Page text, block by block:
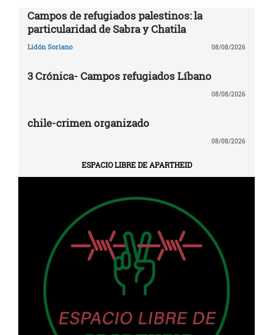
Campos de refugiados palestinos: la
particularidad de Sabra y Chatila
Lidón Soriano 08/08/2026
3 Crónica- Campos refugiados Líbano
08/08/2026
chile-crimen organizado
08/08/2026
ESPACIO LIBRE DE APARTHEID